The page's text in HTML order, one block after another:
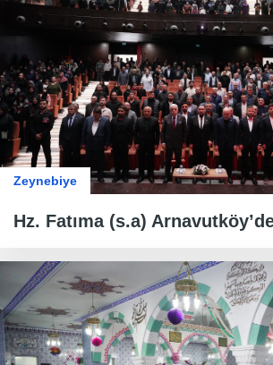
Zeynebiye
Hz. Fatıma (s.a)